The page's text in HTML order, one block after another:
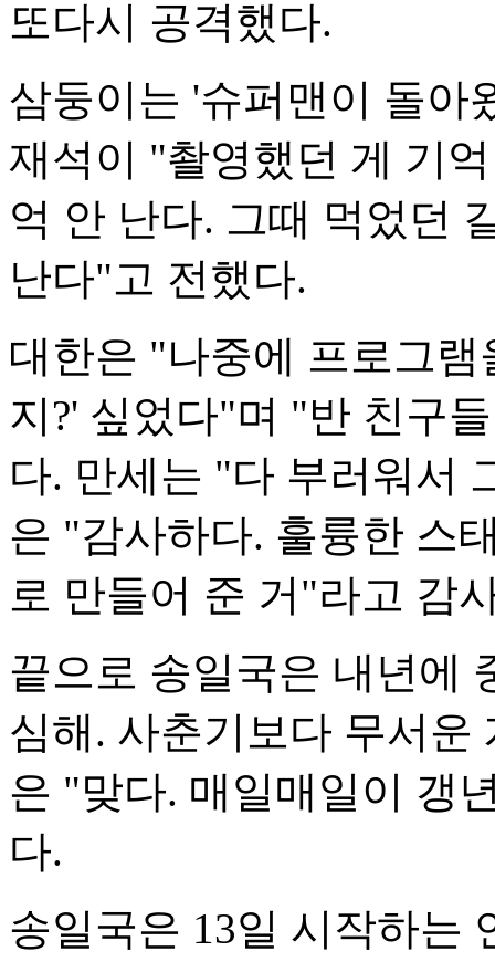
또다시 공격했다.
삼둥이는 '슈퍼맨이 돌아
재석이 "촬영했던 게 기
억 안 난다. 그때 먹었던
난다"고 전했다.
대한은 "나중에 프로그
지?' 싶었다"며 "반 친구
다. 만세는 "다 부러워서
은 "감사하다. 훌륭한 스
로 만들어 준 거"라고 감
끝으로 송일국은 내년에
심해. 사춘기보다 무서
은 "맞다. 매일매일이 갱
다.
송일국은 13일 시작하는